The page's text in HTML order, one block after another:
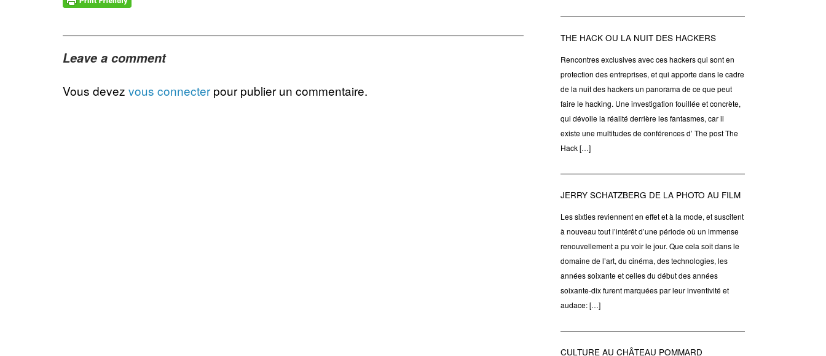
Leave a comment
Vous devez vous connecter pour publier un commentaire.
THE HACK OU LA NUIT DES HACKERS
Rencontres exclusives avec ces hackers qui sont en
protection des entreprises, et qui apporte dans le cadre
de la nuit des hackers un panorama de ce que peut
faire le hacking. Une investigation fouillée et concrète,
qui dévoile la réalité derrière les fantasmes, car il
existe une multitudes de conférences d’ The post The
Hack […]
JERRY SCHATZBERG DE LA PHOTO AU FILM
Les sixties reviennent en effet et à la mode, et suscitent
à nouveau tout l’intérêt d’une période où un immense
renouvellement a pu voir le jour. Que cela soit dans le
domaine de l’art, du cinéma, des technologies, les
années soixante et celles du début des années
soixante-dix furent marquées par leur inventivité et
audace: […]
CULTURE AU CHÂTEAU POMMARD